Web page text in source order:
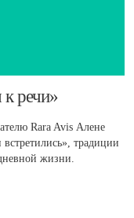
речи»
Rara Avis Алене
традиции
жизни.